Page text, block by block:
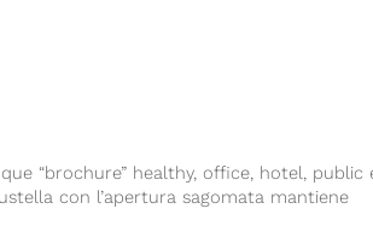
“brochure” healthy, office, hotel, public
con l’apertura sagomata mantiene